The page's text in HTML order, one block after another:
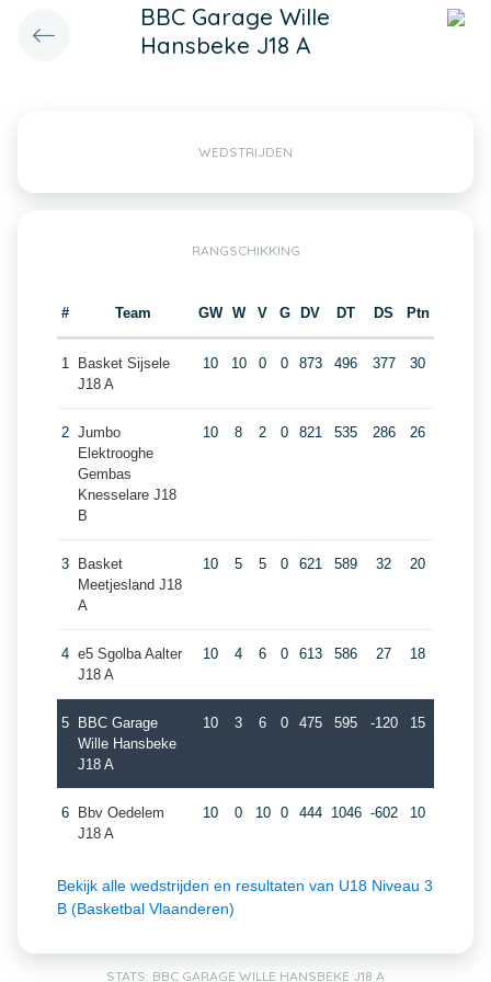
BBC Garage Wille
Hansbeke J18 A
WEDSTRIJDEN
RANGSCHIKKING
# Team GW W V G DV DT DS Ptn
1
Basket Sijsele
J18 A
10 10 0 0 873 496 377 30
2 Jumbo
Elektrooghe
Gembas
Knesselare J18
B
10 8 2 0 821 535 286 26
3
Basket
Meetjesland J18
A
10 5 5 0 621 589 32 20
4 e5 Sgolba Aalter
J18 A
10 4 6 0 613 586 27 18
5
BBC Garage
Wille Hansbeke
J18 A
10 3 6 0 475 595 -120 15
6
Bbv Oedelem
J18 A
10 0 10 0 444 1046 -602 10
Bekijk alle wedstrijden en resultaten van U18 Niveau 3
B (Basketbal Vlaanderen)
STATS: BBC GARAGE WILLE HANSBEKE J18 A